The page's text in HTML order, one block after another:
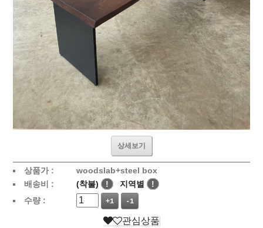
상세보기
상품가 :
woodslab+steel box
배송비 :
(착불) ! 지역별
!
수량 :
+1 -1
관심상품